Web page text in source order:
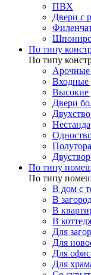
ПВХ
Двери с
По типу
По типу
Арочные
Входные
Высокие
Двери
По типу
По типу
В дом с
В
В
В
Для
Для
Для
Для